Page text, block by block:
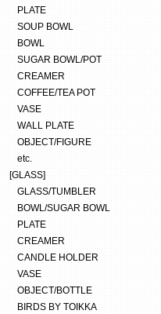
PLATE
SOUP BOWL
BOWL
SUGAR BOWL/POT
CREAMER
COFFEE/TEA POT
VASE
WALL PLATE
OBJECT/FIGURE
etc.
[GLASS]
GLASS/TUMBLER
BOWL/SUGAR BOWL
PLATE
CREAMER
CANDLE HOLDER
VASE
OBJECT/BOTTLE
BIRDS BY TOIKKA